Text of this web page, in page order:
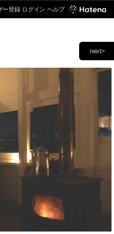
ー登録 ログイン ヘルプ
next>